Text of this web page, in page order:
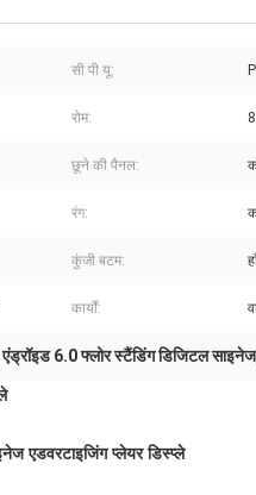
सी पी यू:
रोम:
छूने की पैनल:
रंग:
कुंजी बटम:
कार्यों:
एंड्रॉइड 6.0 फ्लोर स्टैंडिंग डिजिटल साइनेज
एडवरटाइजिंग प्लेयर डिस्प्ले